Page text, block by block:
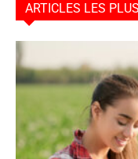
ARTICLES LES